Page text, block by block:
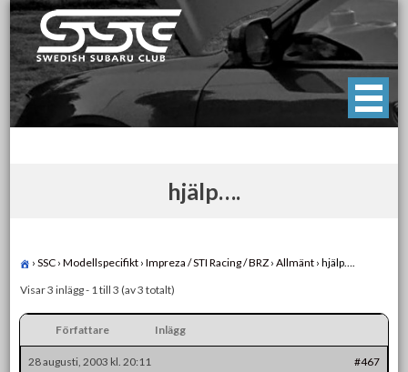
Skip
to
content
Swedish Subaru Club
För oss som älskar Subaru!
hjälp….
› SSC › Modellspecifikt › Impreza / STI Racing / BRZ › Allmänt › hjälp….
Visar 3 inlägg - 1 till 3 (av 3 totalt)
Författare Inlägg
28 augusti, 2003 kl. 20:11 #467